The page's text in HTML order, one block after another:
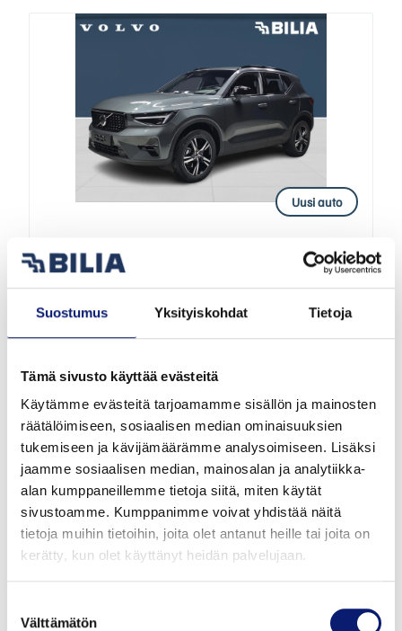
Suostumus Yksityiskohdat Tietoja
Tämä sivusto käyttää evästeitä
Käytämme evästeitä tarjoamamme sisällön ja mainosten
räätälöimiseen, sosiaalisen median ominaisuuksien
tukemiseen ja kävijämäärämme analysoimiseen. Lisäksi
jaamme sosiaalisen median, mainosalan ja analytiikka-
alan kumppaneillemme tietoja siitä, miten käytät
sivustoamme. Kumppanimme voivat yhdistää näitä
tietoja muihin tietoihin, joita olet antanut heille tai joita on
kerätty, kun olet käyttänyt heidän palvelujaan.
valinta
Välttämätön
Uusi auto
2027 Vantaa
VOLVO XC40
B3 MHEV PLUS
50 417 € alk. 546 €/kk